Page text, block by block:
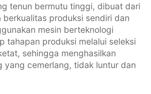
tenun bermutu tinggi, dibuat dari
berkualitas produksi sendiri dan
mesin berteknologi
tahapan produksi melalui seleksi
sehingga menghasilkan
yang cemerlang, tidak luntur dan